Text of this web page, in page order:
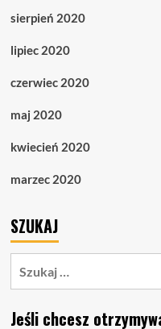
sierpień 2020
lipiec 2020
czerwiec 2020
maj 2020
kwiecień 2020
marzec 2020
SZUKAJ
Jeśli chcesz